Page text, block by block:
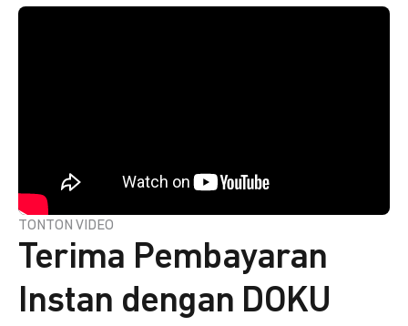
TONTON VIDEO
Terima Pembayaran
Instan dengan DOKU